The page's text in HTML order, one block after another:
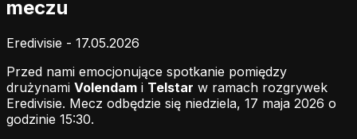
meczu
Eredivisie - 17.05.2026
Przed nami emocjonujące spotkanie pomiędzy
drużynami Volendam i Telstar w ramach rozgrywek
Eredivisie. Mecz odbędzie się niedziela, 17 maja 2026 o
godzinie 15:30.